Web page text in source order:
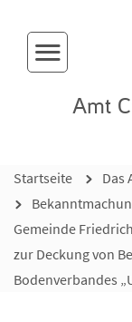
Menü-Button
Amt
Startseite Das
Gemeinde
zur Deckung von
Bodenverbandes